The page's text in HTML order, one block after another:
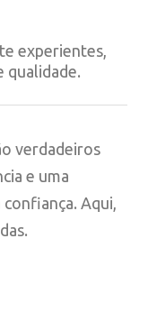
experientes,
qualidade.
verdadeiros
e uma
Aqui,